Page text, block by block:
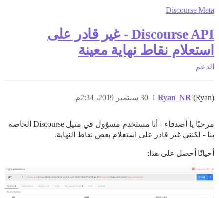
Discourse Meta
Discourse API - غير قادر على
استعلام نقاط نهاية معينة
الدعم
Ryan_NR (Ryan) 30 سبتمبر 2019، 2:34م 1
مرحبًا يا أصدقاء - أنا مستخدم مسؤول في مثيل Discourse الخاصة
بنا - لكنني غير قادر على استعلام بعض نقاط النهاية.
أحيانًا أحصل على هذا: